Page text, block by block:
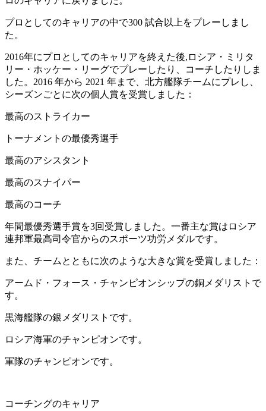
プロとしてのキャリアの中で300 試合以上をプレーしまし
た。
2016年にプロとしてのキャリアを終えた後,ロシア・ミリタ
リー・ホッケー・リーグでプレーしたり、コーチしたりしま
した。2016 年から 2021 年まで、北方艦隊チームにプレし、
シーズンごとに次の個人賞を受賞しました：
最高のストライカー
トーナメントの最優秀選手
最高のアシスタント
最高のスナイパー
最高のコーチ
年間最優秀選手賞を3回受賞しました。一番主な賞はロシア
連邦軍最高司令官からのスポーツ功労メダルです。
また、チームとともに次のような大きな賞を受賞しました：
アームド・フォース・チャンピオンシップの銅メダリストで
す。
黒海艦隊の銀メダリストです。
ロシア海軍のチャンピオンです。
軍隊のチャンピオンです。
コーチングのキャリア